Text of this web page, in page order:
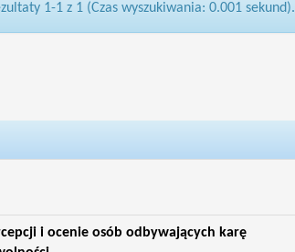
1-1 z 1 (Czas wyszukiwania: 0.001 sekund).
i ocenie osób odbywających karę